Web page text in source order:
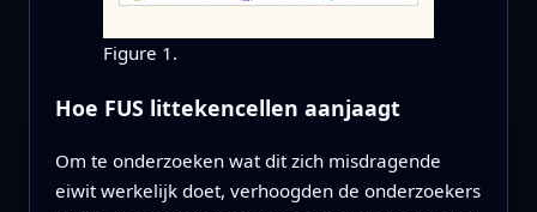
Figure 1.
Hoe FUS littekencellen aanjaagt
Om te onderzoeken wat dit zich misdragende
eiwit werkelijk doet, verhoogden de onderzoekers